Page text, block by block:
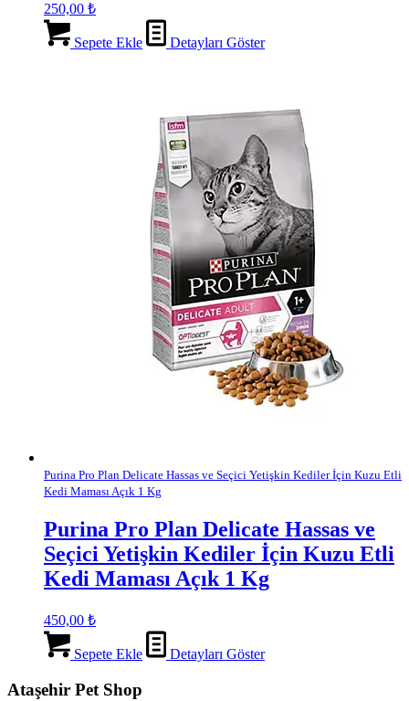
250,00 ₺
Sepete Ekle Detayları Göster
Purina Pro Plan Delicate Hassas ve Seçici Yetişkin Kediler İçin Kuzu Etli
Kedi Maması Açık 1 Kg
Purina Pro Plan Delicate Hassas ve
Seçici Yetişkin Kediler İçin Kuzu Etli
Kedi Maması Açık 1 Kg
450,00 ₺
Sepete Ekle Detayları Göster
Ataşehir Pet Shop